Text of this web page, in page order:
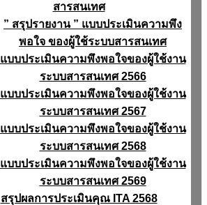
สารสนเทศ
” สรุปรายงาน ” แบบประเมินความพึง
พอใจ ของผู้ใช้ระบบสารสนเทศ
แบบประเมินความพึงพอใจของผู้ใช้งาน
ระบบสารสนเทศ 2566
แบบประเมินความพึงพอใจของผู้ใช้งาน
ระบบสารสนเทศ 2567
แบบประเมินความพึงพอใจของผู้ใช้งาน
ระบบสารสนเทศ 2568
แบบประเมินความพึงพอใจของผู้ใช้งาน
ระบบสารสนเทศ 2569
สรุปผลการประเมินคุณ ITA 2568